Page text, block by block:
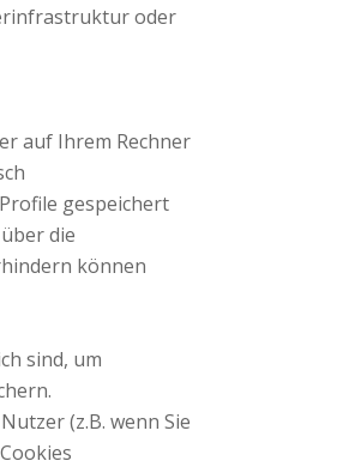
oder
auf Ihrem Rechner
gespeichert
die
können
sind, um
(z.B. wenn Sie